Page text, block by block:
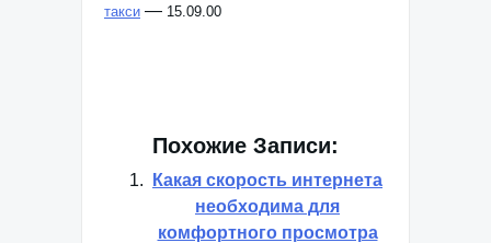
такси — 15.09.00
Похожие Записи:
Какая скорость интернета
необходима для
комфортного просмотра